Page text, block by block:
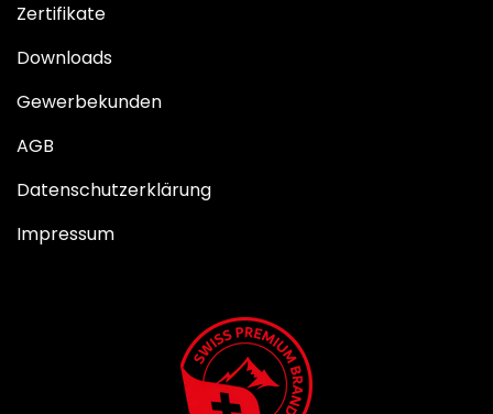
Zertifikate
Downloads
Gewerbekunden
AGB
Datenschutzerklärung
Impressum